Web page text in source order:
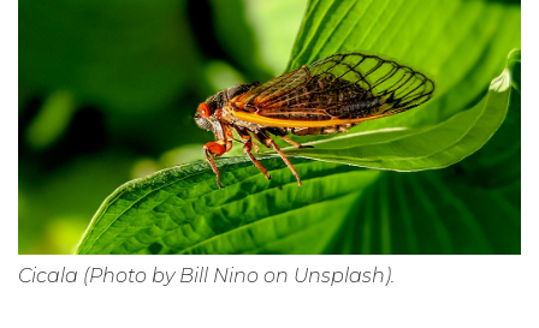
Cicala (Photo by Bill Nino on Unsplash).